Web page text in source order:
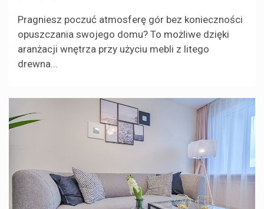
Pragniesz poczuć atmosferę gór bez konieczności
opuszczania swojego domu? To możliwe dzięki
aranżacji wnętrza przy użyciu mebli z litego
drewna...